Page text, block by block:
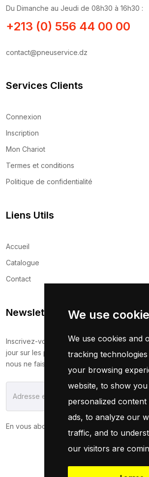
We use
We use cookies and
tracking
your browsing
website, to show you
personalized content
ads, to analyze our
traffic, and to
our visitors are
Du Dimanche au Jeudi de 08h30 à 16h30 :
+213 (0) 556 44 00 00
contact@pneuservice.dz
Services Clients
Connexion
Inscription
Mon Chariot
Termes et conditions
Politique de confidentialité
Liens Utils
Accueil
Catalogue
Contact
Newsletter
Inscrivez-vous maintenant pour recevoir les
jour sur les promotions et les coupons. Ne
nous ne faisons pas de spam !
En vous abonnant, vous acceptez notre